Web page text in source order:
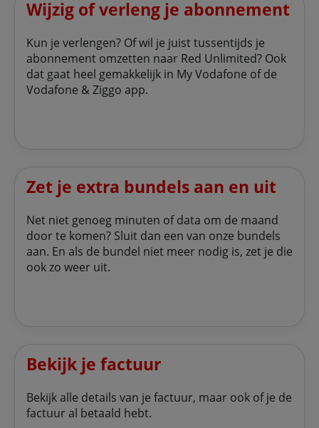
Wijzig of verleng je abonnement
Kun je verlengen? Of wil je juist tussentijds je
abonnement omzetten naar Red Unlimited? Ook
dat gaat heel gemakkelijk in My Vodafone of de
Vodafone & Ziggo app.
Zet je extra bundels aan en uit
Net niet genoeg minuten of data om de maand
door te komen? Sluit dan een van onze bundels
aan. En als de bundel niet meer nodig is, zet je die
ook zo weer uit.
Bekijk je factuur
Bekijk alle details van je factuur, maar ook of je de
factuur al betaald hebt.